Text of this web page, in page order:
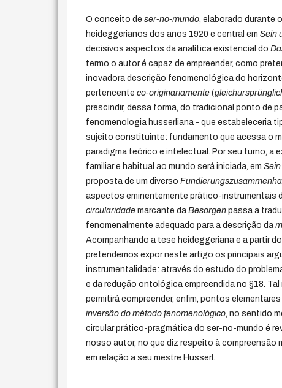
O conceito deser-no-mundo , elaborado durante
heideggerianos dos anos 1920 e central emSein
decisivos aspectos da analítica existencial do
termo o autor é capaz de empreender, como
inovadora descrição fenomenológica do
pertencenteco-originariamente (
prescindir, dessa forma, do tradicional ponto de
fenomenologia husserliana - que estabeleceria
sujeito constituinte: fundamento que acessa o
paradigma teórico e intelectual. Por seu turno, a
familiar e habitual ao mundo será iniciada, em
proposta de um diverso
aspectos eminentemente prático-instrumentais
circularidade marcante daBesorgen passa a
fenomenalmente adequado para a descrição da
Acompanhando a tese heideggeriana e a partir
pretendemos expor neste artigo os principais
instrumentalidade: através do estudo do
e da redução ontológica empreendida no §18.
permitirá compreender, enfim, pontos
inversão do método fenomenológico , no sentido
circular prático-pragmática do ser-no-mundo é
nosso autor, no que diz respeito à compreensão
em relação a seu mestre Husserl.